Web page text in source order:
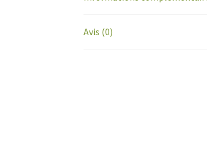
Avis (0)